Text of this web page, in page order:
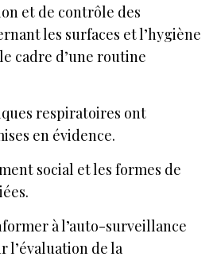
et de contrôle des
les surfaces et l’hygiène
cadre d’une routine
respiratoires ont
en évidence.
social et les formes de
à l’auto-surveillance
l’évaluation de la